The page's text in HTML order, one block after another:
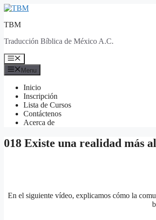
Skip
content
TBM
Traducción Bíblica de México A.C.
Menu
Menu
Inicio
Inscripción
Lista de Cursos
Contáctenos
Acerca de
018 Existe una realidad más
En el siguiente vídeo, explicamos cómo la